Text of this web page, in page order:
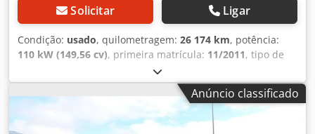
Solicitar Ligar
Condição: usado, quilometragem: 26 174 km, potência:
110 kW (149,56 cv), primeira matrícula: 11/2011, tipo de
, peso em vazio:
de carga:9 400 kg, peso total:18 000 kg, combustível:
diesel, cor: , cabina do condutor: outro, tipo de
, classe de emissão: Euro 3
, número de lugares: , comprimento
Anúncio classificado